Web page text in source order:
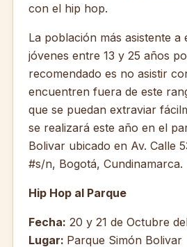
con el hip hop.
La población más asistente a
jóvenes entre 13 y 25 años
recomendado es no asistir
encuentren fuera de este
que se puedan extraviar
se realizará este año en el
Bolivar ubicado en Av. Calle
#s/n, Bogotá, Cundinamarca.
Hip Hop al Parque
Fecha: 20 y 21 de Octubre
Lugar: Parque Simón Bolivar